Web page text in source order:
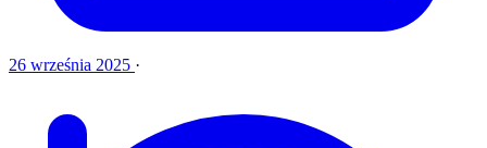
26 września 2025 ·